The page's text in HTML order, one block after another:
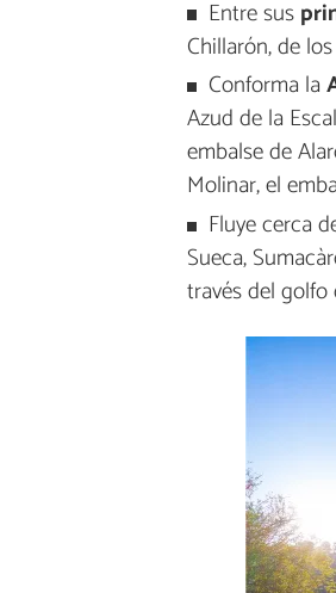
Entre sus
Chillarón, de
Conforma la
Azud de la
embalse de
Molinar, el
Fluye cerca
Sueca,
través del golfo